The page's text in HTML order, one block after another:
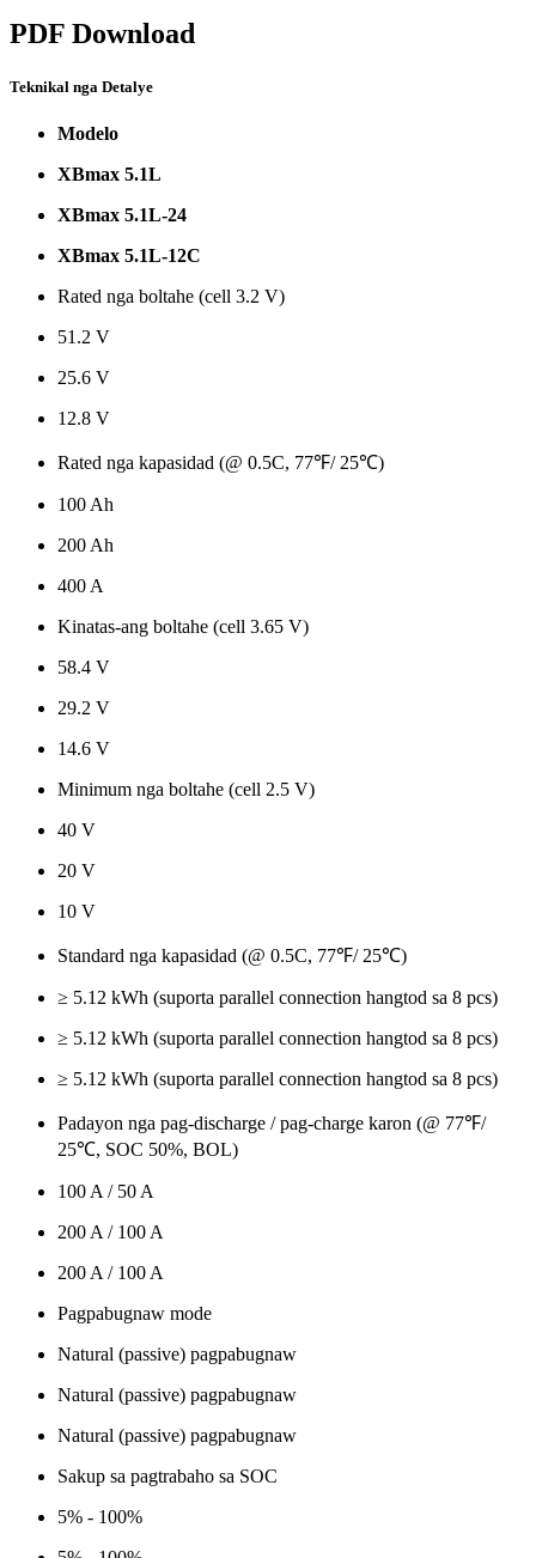
PDF Download
Teknikal nga Detalye
Modelo
XBmax 5.1L
XBmax 5.1L-24
XBmax 5.1L-12C
Rated nga boltahe (cell 3.2 V)
51.2 V
25.6 V
12.8 V
Rated nga kapasidad (@ 0.5C, 77℉/ 25℃)
100 Ah
200 Ah
400 A
Kinatas-ang boltahe (cell 3.65 V)
58.4 V
29.2 V
14.6 V
Minimum nga boltahe (cell 2.5 V)
40 V
20 V
10 V
Standard nga kapasidad (@ 0.5C, 77℉/ 25℃)
≥ 5.12 kWh (suporta parallel connection hangtod sa 8 pcs)
≥ 5.12 kWh (suporta parallel connection hangtod sa 8 pcs)
≥ 5.12 kWh (suporta parallel connection hangtod sa 8 pcs)
Padayon nga pag-discharge / pag-charge karon (@ 77℉/
25℃, SOC 50%, BOL)
100 A / 50 A
200 A / 100 A
200 A / 100 A
Pagpabugnaw mode
Natural (passive) pagpabugnaw
Natural (passive) pagpabugnaw
Natural (passive) pagpabugnaw
Sakup sa pagtrabaho sa SOC
5% - 100%